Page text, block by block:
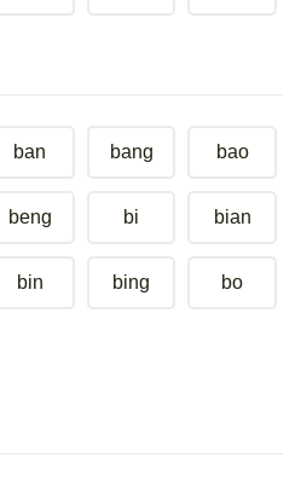
ban bang bao
beng bi bian
bin bing bo